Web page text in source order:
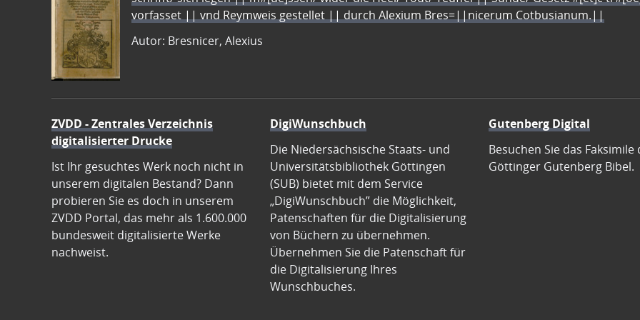
vorfasset || vnd Reymweis gestellet || durch Alexium Bres=||nicerum Cotbusianum.||
Autor: Bresnicer, Alexius
ZVDD - Zentrales Verzeichnis
digitalisierter Drucke
Ist Ihr gesuchtes Werk noch nicht in
unserem digitalen Bestand? Dann
probieren Sie es doch in unserem
ZVDD Portal, das mehr als 1.600.000
bundesweit digitalisierte Werke
nachweist.
DigiWunschbuch
Die Niedersächsische Staats- und
Universitätsbibliothek Göttingen
(SUB) bietet mit dem Service
„DigiWunschbuch” die Möglichkeit,
Patenschaften für die Digitalisierung
von Büchern zu übernehmen.
Übernehmen Sie die Patenschaft für
die Digitalisierung Ihres
Wunschbuches.
Gutenberg Digital
Besuchen Sie das Faksimile
Göttinger Gutenberg Bibel.